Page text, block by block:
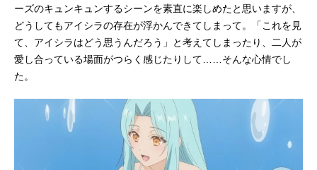
ーズのキュンキュンするシーンを素直に楽しめたと思いますが、
どうしてもアイシラの存在が浮かんできてしまって。「これを見
て、アイシラはどう思うんだろう」と考えてしまったり、二人が
愛し合っている場面がつらく感じたりして……そんな心情でし
た。